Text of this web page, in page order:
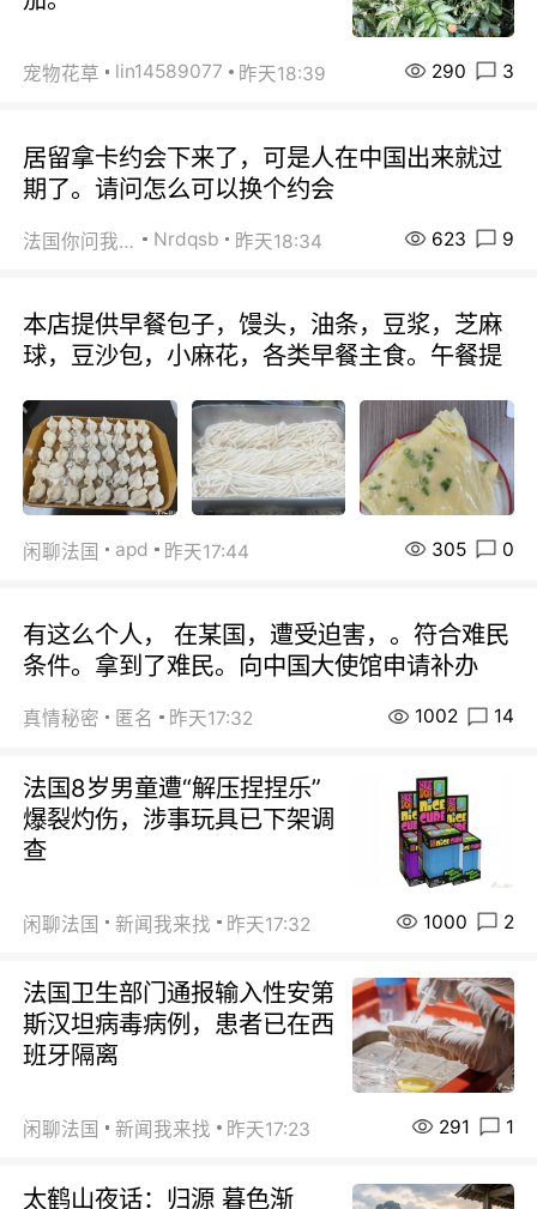
宠物花草 lin14589077 昨天18:39 290 3
居留拿卡约会下来了，可是人在中国出来就过
期了。请问怎么可以换个约会
法国你问我答 Nrdqsb 昨天18:34 623 9
本店提供早餐包子，馒头，油条，豆浆，芝麻
球，豆沙包，小麻花，各类早餐主食。午餐提
闲聊法国 apd 昨天17:44 305 0
有这么个人， 在某国，遭受迫害，。符合难民
条件。拿到了难民。向中国大使馆申请补办
真情秘密 匿名 昨天17:32 1002 14
法国8岁男童遭“解压捏捏乐”
爆裂灼伤，涉事玩具已下架调
查
闲聊法国 新闻我来找 昨天17:32 1000 2
法国卫生部门通报输入性安第
斯汉坦病毒病例，患者已在西
班牙隔离
闲聊法国 新闻我来找 昨天17:23 291 1
太鹤山夜话：归源 暮色渐